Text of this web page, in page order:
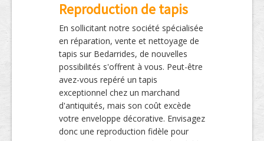
Reproduction de tapis
En sollicitant notre société spécialisée
en réparation, vente et nettoyage de
tapis sur Bedarrides, de nouvelles
possibilités s'offrent à vous. Peut-être
avez-vous repéré un tapis
exceptionnel chez un marchand
d'antiquités, mais son coût excède
votre enveloppe décorative. Envisagez
donc une reproduction fidèle pour